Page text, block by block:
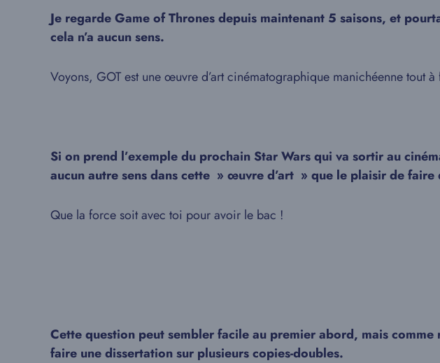
Je regarde Game of Thrones depuis maintenant 5 saisons, et
cela n’a aucun sens.
Voyons, GOT est une œuvre d’art cinématographique manichéenne tout à
Si on prend l’exemple du prochain Star Wars qui va sortir au
aucun autre sens dans cette » œuvre d’art » que le plaisir de faire
Que la force soit avec toi pour avoir le bac !
Cette question peut sembler facile au premier abord, mais
faire une dissertation sur plusieurs copies-doubles.